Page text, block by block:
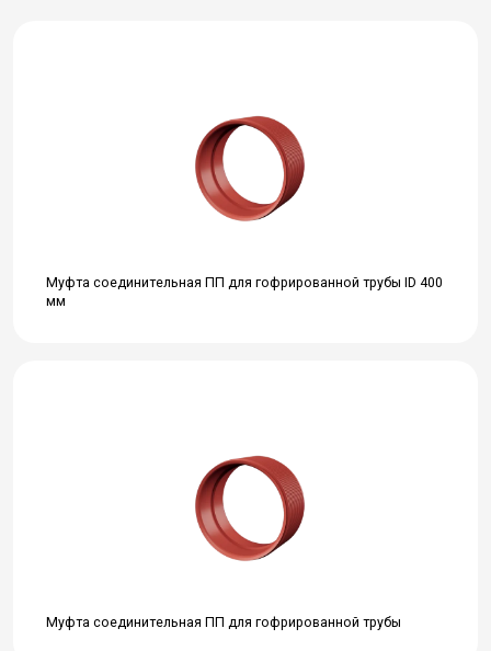
Муфта соединительная ПП для гофрированной трубы ID 400
мм
Муфта соединительная ПП для гофрированной трубы